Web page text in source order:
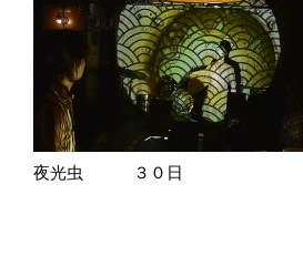
夜光虫 ３０日